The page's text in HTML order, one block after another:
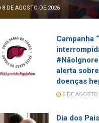
8 DE AGOSTO DE 2026
Campanha
alerta
doenças
6 DE AGOSTO
Dia dos